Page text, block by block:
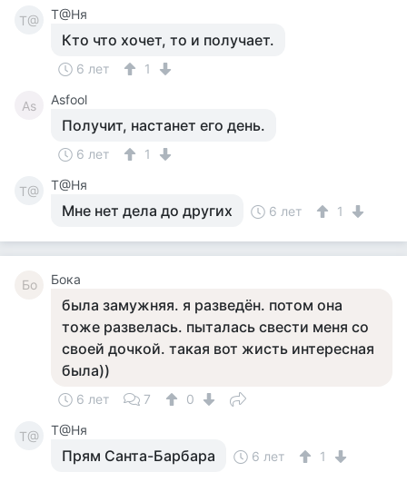
Т@ Т@Ня
Кто что хочет, то и получает.
6 лет 1
As Asfool
Получит, настанет его день.
6 лет 1
Т@ Т@Ня
Мне нет дела до других 6 лет 1
Бо Бока
была замужняя. я разведён. потом она
тоже развелась. пыталась свести меня со
своей дочкой. такая вот жисть интересная
была))
6 лет 7 0
Т@ Т@Ня
Прям Санта-Барбара 6 лет 1